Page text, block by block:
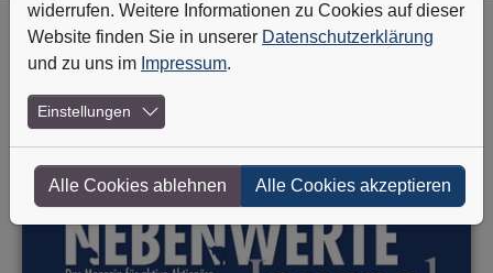
Heft-Archiv
Nr. 3 - März 2012
Capital Stage liefert sauberen Strom
widerrufen. Weitere Informationen zu Cookies auf dieser
Website finden Sie in unserer Datenschutzerklärung
und zu uns im Impressum.
Einstellungen
Alle Cookies ablehnen Alle Cookies akzeptieren